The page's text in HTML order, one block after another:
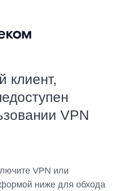
клиент,
VPN
VPN или
формой ниже для обхода